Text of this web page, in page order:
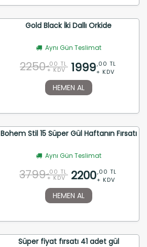
Gold Black İki Dallı Orkide
Aynı Gün Teslimat
2250 ,00 TL
+ KDV 1999,00 TL
+ KDV
HEMEN AL
Bohem Stil 15 Süper Gül Haftanın Fırsatı
Aynı Gün Teslimat
3799 ,00 TL
+ KDV 2200,00 TL
+ KDV
HEMEN AL
Süper fiyat fırsatı 41 adet gül